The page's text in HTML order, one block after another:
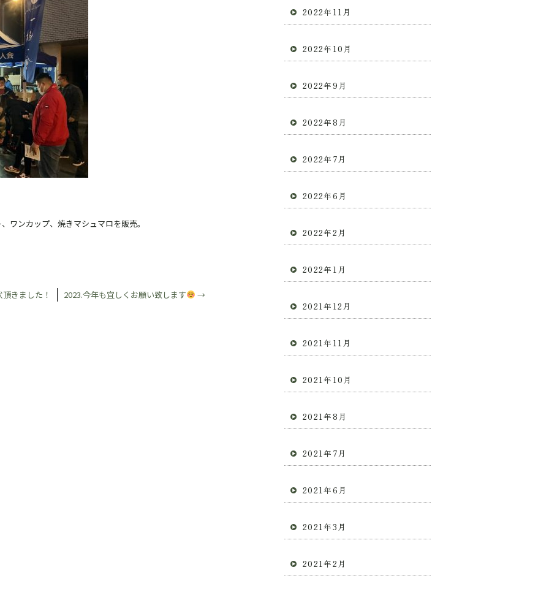
ワンカップ、焼きマシュマロを販売。
きました！ 2023.今年も宜しくお願い致します →
2022年11月
2022年10月
2022年9月
2022年8月
2022年7月
2022年6月
2022年2月
2022年1月
2021年12月
2021年11月
2021年10月
2021年8月
2021年7月
2021年6月
2021年3月
2021年2月